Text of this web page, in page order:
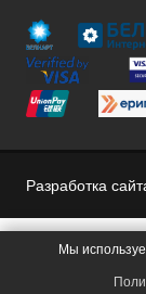
Разработка
Мы